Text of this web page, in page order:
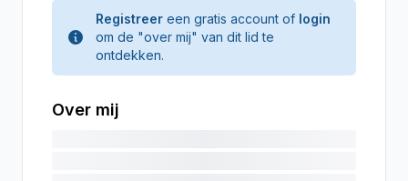
Registreer een gratis account of login
om de "over mij" van dit lid te
ontdekken.
Over mij